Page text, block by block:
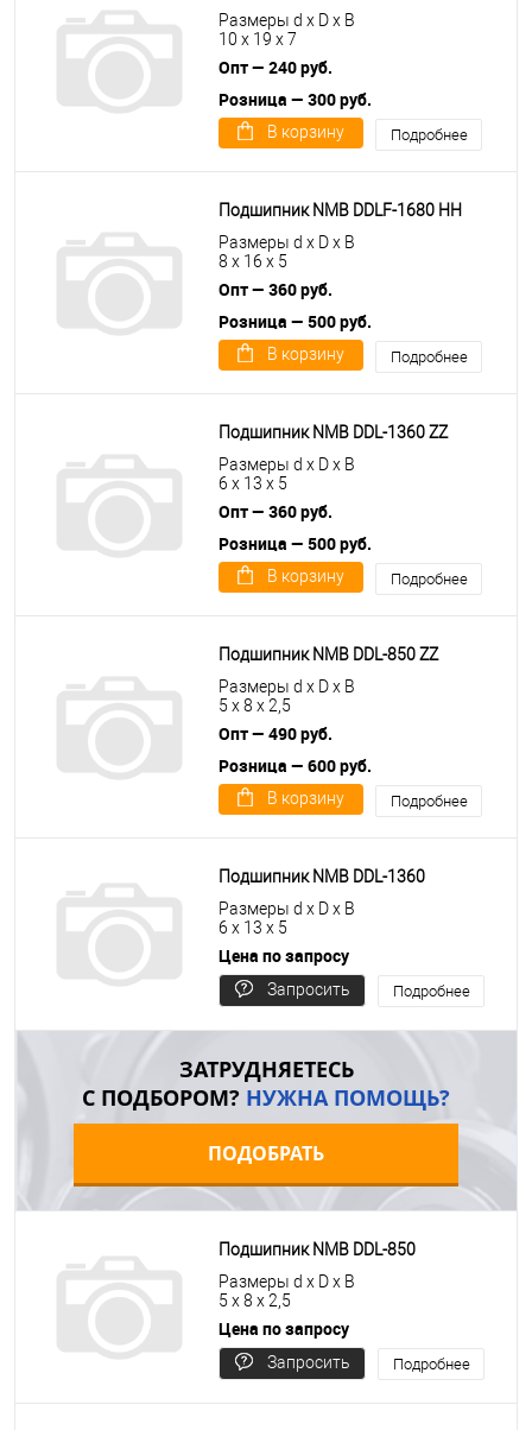
Размеры d x D x B
10 x 19 x 7
Опт — 240 руб.
Розница — 300 руб.
В корзину Подробнее
Подшипник NMB DDLF-1680 HH
Размеры d x D x B
8 x 16 x 5
Опт — 360 руб.
Розница — 500 руб.
В корзину Подробнее
Подшипник NMB DDL-1360 ZZ
Размеры d x D x B
6 x 13 x 5
Опт — 360 руб.
Розница — 500 руб.
В корзину Подробнее
Подшипник NMB DDL-850 ZZ
Размеры d x D x B
5 x 8 x 2,5
Опт — 490 руб.
Розница — 600 руб.
В корзину Подробнее
Подшипник NMB DDL-1360
Размеры d x D x B
6 x 13 x 5
Цена по запросу
Запросить
Подробнее
ЗАТРУДНЯЕТЕСЬ
С ПОДБОРОМ? НУЖНА ПОМОЩЬ?
ПОДОБРАТЬ
Подшипник NMB DDL-850
Размеры d x D x B
5 x 8 x 2,5
Цена по запросу
Запросить
Подробнее